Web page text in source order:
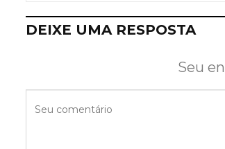
DEIXE UMA RESPOSTA
Seu